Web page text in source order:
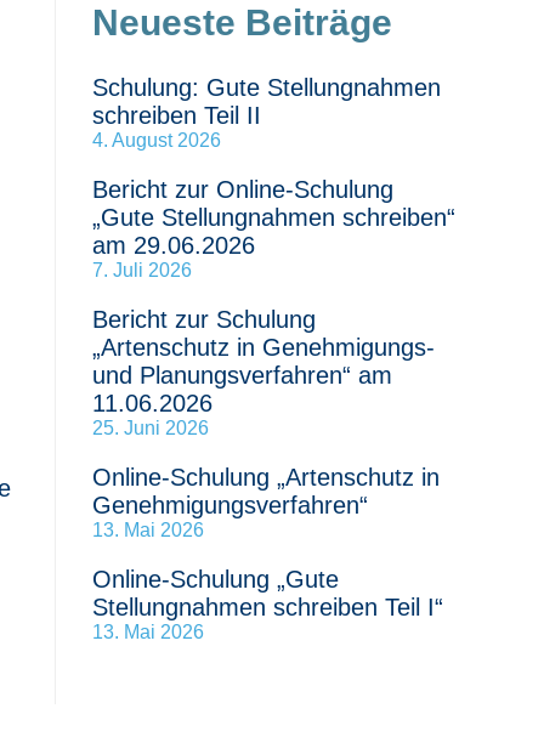
Neueste Beiträge
Schulung: Gute Stellungnahmen
schreiben Teil II
4. August 2026
Bericht zur Online-Schulung
„Gute Stellungnahmen schreiben“
am 29.06.2026
7. Juli 2026
Bericht zur Schulung
„Artenschutz in Genehmigungs-
und Planungsverfahren“ am
11.06.2026
25. Juni 2026
Online-Schulung „Artenschutz in
Genehmigungsverfahren“
13. Mai 2026
Online-Schulung „Gute
Stellungnahmen schreiben Teil I“
13. Mai 2026